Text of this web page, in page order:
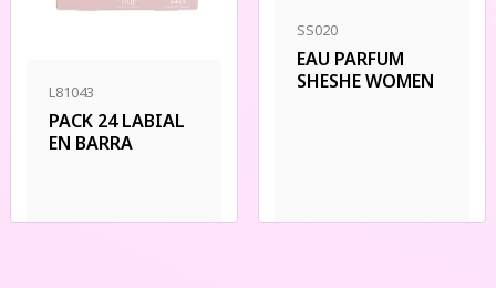
L81043
PACK 24 LABIAL
EN BARRA
SS020
EAU PARFUM
SHESHE WOMEN